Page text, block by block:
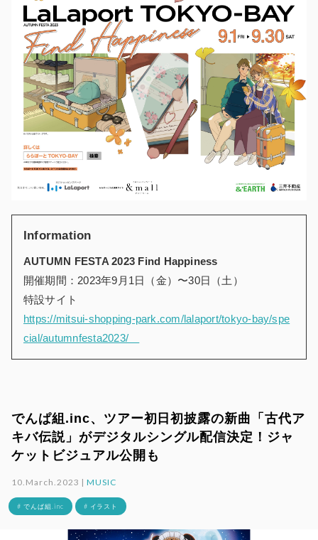
Information
AUTUMN FESTA 2023 Find Happiness
開催期間：2023年9月1日（金）〜30日（土）
特設サイト
https://mitsui-shopping-park.com/lalaport/tokyo-bay/spe
cial/autumnfesta2023/
でんぱ組.inc、ツアー初日初披露の新曲「古代ア
キバ伝説」がデジタルシングル配信決定！ジャ
ケットビジュアル公開も
10.March.2023 |MUSIC
# でんぱ組.inc # イラスト